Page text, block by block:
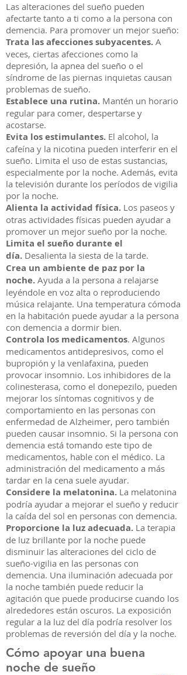
Las alteraciones del sueño pueden
afectarte tanto a ti como a la persona con
demencia. Para promover un mejor sueño:
Trata las afecciones subyacentes. A
veces, ciertas afecciones como la
depresión, la apnea del sueño o el
síndrome de las piernas inquietas causan
problemas de sueño.
Establece una rutina. Mantén un horario
regular para comer, despertarse y
acostarse.
Evita los estimulantes. El alcohol, la
cafeína y la nicotina pueden interferir en el
sueño. Limita el uso de estas sustancias,
especialmente por la noche. Además, evita
la televisión durante los períodos de vigilia
por la noche.
Alienta la actividad física. Los paseos y
otras actividades físicas pueden ayudar a
promover un mejor sueño por la noche.
Limita el sueño durante el
día. Desalienta la siesta de la tarde.
Crea un ambiente de paz por la
noche. Ayuda a la persona a relajarse
leyéndole en voz alta o reproduciendo
música relajante. Una temperatura cómoda
en la habitación puede ayudar a la persona
con demencia a dormir bien.
Controla los medicamentos. Algunos
medicamentos antidepresivos, como el
bupropión y la venlafaxina, pueden
provocar insomnio. Los inhibidores de la
colinesterasa, como el donepezilo, pueden
mejorar los síntomas cognitivos y de
comportamiento en las personas con
enfermedad de Alzheimer, pero también
pueden causar insomnio. Si la persona con
demencia está tomando este tipo de
medicamentos, hable con el médico. La
administración del medicamento a más
tardar en la cena suele ayudar.
Considere la melatonina. La melatonina
podría ayudar a mejorar el sueño y reducir
la caída del sol en personas con demencia.
Proporcione la luz adecuada. La terapia
de luz brillante por la noche puede
disminuir las alteraciones del ciclo de
sueño-vigilia en las personas con
demencia. Una iluminación adecuada por
la noche también puede reducir la
agitación que puede producirse cuando los
alrededores están oscuros. La exposición
regular a la luz del día podría resolver los
problemas de reversión del día y la noche.
Cómo apoyar una buena
noche de sueño